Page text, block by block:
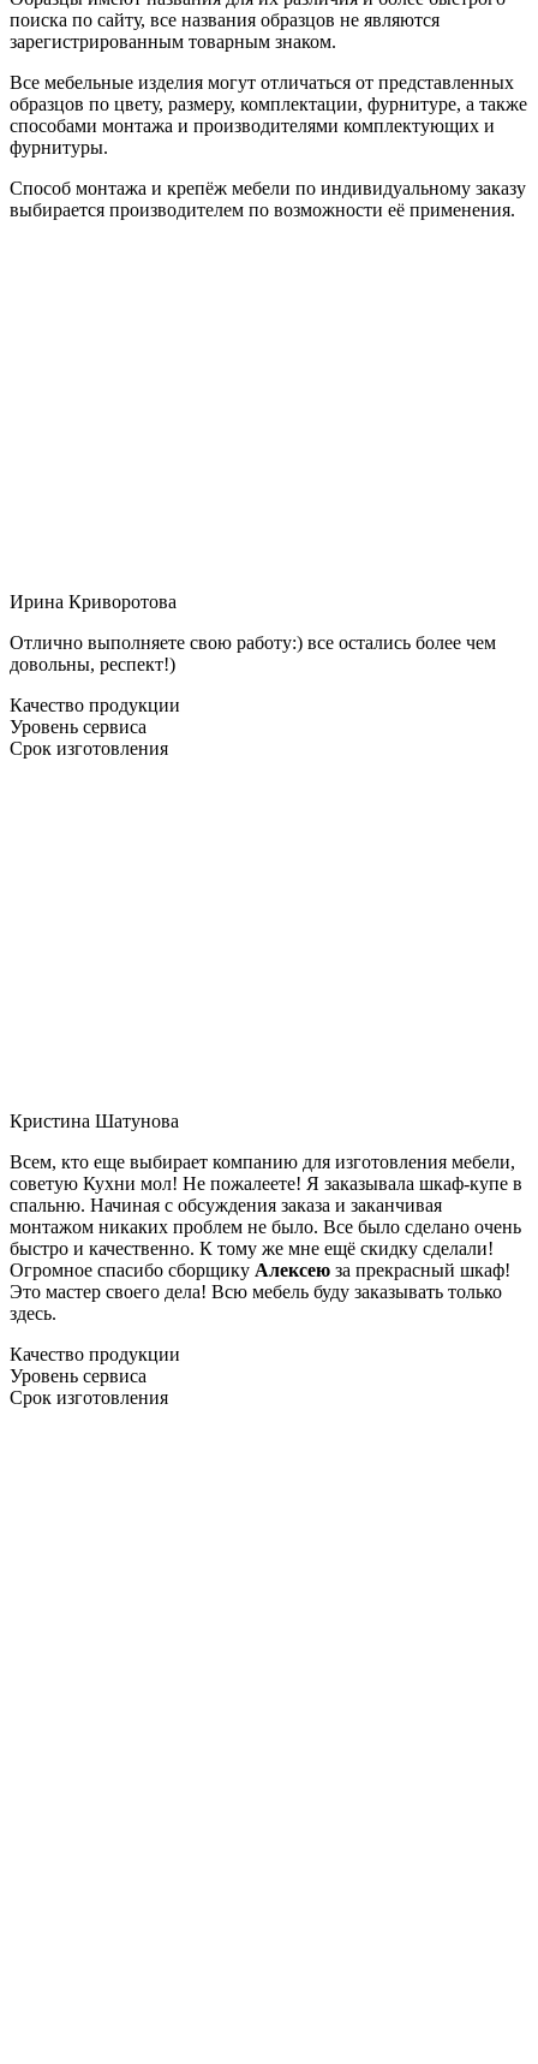
поиска по сайту, все названия образцов не являются
зарегистрированным товарным знаком.
Все мебельные изделия могут отличаться от представленных
образцов по цвету, размеру, комплектации, фурнитуре, а также
способами монтажа и производителями комплектующих и
фурнитуры.
Способ монтажа и крепёж мебели по индивидуальному заказу
выбирается производителем по возможности её применения.
Ирина Криворотова
Отлично выполняете свою работу:) все остались более чем
довольны, респект!)
Качество продукции
Уровень сервиса
Срок изготовления
Кристина Шатунова
Всем, кто еще выбирает компанию для изготовления мебели,
советую Кухни мол! Не пожалеете! Я заказывала шкаф-купе в
спальню. Начиная с обсуждения заказа и заканчивая
монтажом никаких проблем не было. Все было сделано очень
быстро и качественно. К тому же мне ещё скидку сделали!
Огромное спасибо сборщику Алексею за прекрасный шкаф!
Это мастер своего дела! Всю мебель буду заказывать только
здесь.
Качество продукции
Уровень сервиса
Срок изготовления